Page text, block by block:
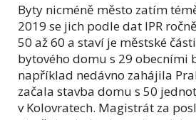
Byty nicméně město zatím
2019 se jich podle dat IPR
50 až 60 a staví je městské
bytového domu s 29 obecními
například nedávno zahájila
začala stavba domu s 50
v Kolovratech. Magistrát za